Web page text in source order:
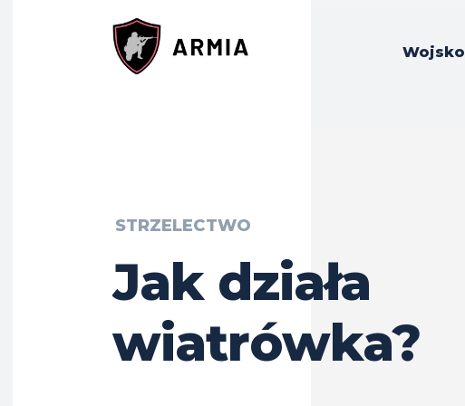
Wojsko
STRZELECTWO
Jak działa
wiatrówka?